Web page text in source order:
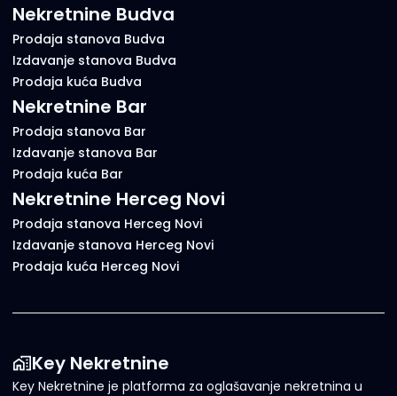
Nekretnine Budva
Prodaja stanova Budva
Izdavanje stanova Budva
Prodaja kuća Budva
Nekretnine Bar
Prodaja stanova Bar
Izdavanje stanova Bar
Prodaja kuća Bar
Nekretnine Herceg Novi
Prodaja stanova Herceg Novi
Izdavanje stanova Herceg Novi
Prodaja kuća Herceg Novi
Key Nekretnine
Key Nekretnine je platforma za oglašavanje nekretnina u